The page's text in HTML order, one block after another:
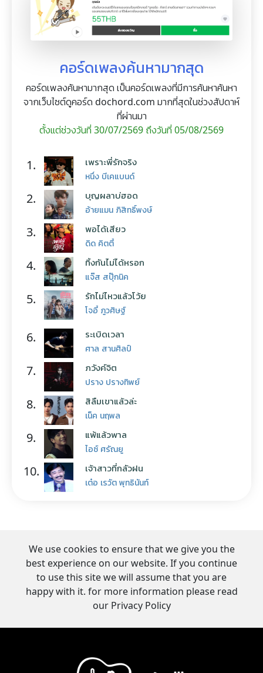
คอร์ดเพลงค้นหามากสุด
คอร์ดเพลงค้นหามากสุด เป็นคอร์ดเพลงที่มีการค้นหาค้นหา
จากเว็บไซต์ดูคอร์ด dochord.com มากที่สุดในช่วงสัปดาห์
ที่ผ่านมา
ตั้งแต่ช่วงวันที่ 30/07/2569 ถึงวันที่ 05/08/2569
1. เพราะพี่รักจริง
หนึ่ง บีเคแบนด์
2. บุญผลาบ่ฮอด
อ้ายแมน ภิสิทธิ์พงษ์
3. พอได้เสียว
ดิด คิตตี้
4. ทิ้งกันไม่ได้หรอก
แจ๊ส สปุ๊กนิค
5. รักไม่ไหวแล้วโว้ย
โจอี้ ภูวศิษฐ์
6. ระเบิดเวลา
ศาล สานศิลป์
7. ภวังค์จิต
ปราง ปรางทิพย์
8. สิลืมเขาแล้วล่ะ
เน็ค นฤพล
9. แพ้แล้วพาล
ไอซ์ ศรัณยู
10. เจ้าสาวที่กลัวฝน
เต๋อ เรวัต พุทธินันท์
We use cookies to ensure that we give you the
best experience on our website. If you continue
to use this site we will assume that you are
happy with it. for more information please read
our Privacy Policy